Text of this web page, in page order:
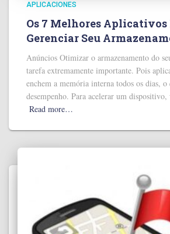
APLICACIONES
Os 7 Melhores Aplicativos
Gerenciar Seu
Anúncios Otimizar o armazenamento do
tarefa extremamente importante. Pois
enchem a memória interna todos os dias,
desempenho. Para acelerar um dispositivo,
Read more…